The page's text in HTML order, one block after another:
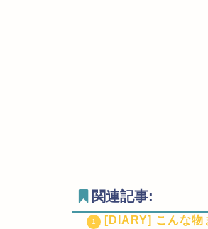
関連記事:
[DIARY] こんな物